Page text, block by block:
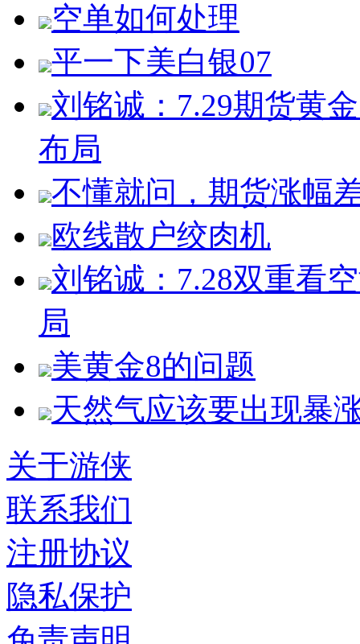
空单如何处理
平一下美白银07
刘铭诚：7.29期货黄
布局
不懂就问，期货涨幅
欧线散户绞肉机
刘铭诚：7.28双重看
局
美黄金8的问题
天然气应该要出现暴
关于游侠
联系我们
注册协议
隐私保护